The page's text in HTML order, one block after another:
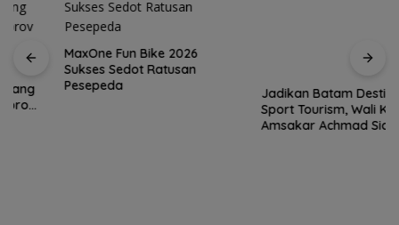
MaxOne Fun Bike 2026
Sukses Sedot Ratusan
Pesepeda
Sport Tourism, Wali Kota
Amsakar Achmad Siap
Wadahi Kejuaraan Dunia